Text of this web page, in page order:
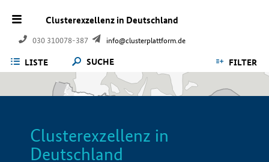
Clusterexzellenz in Deutschland
030 310078-387 info@clusterplattform.de
LISTE SUCHE FILTER
Clusterexzellenz in
Deutschland